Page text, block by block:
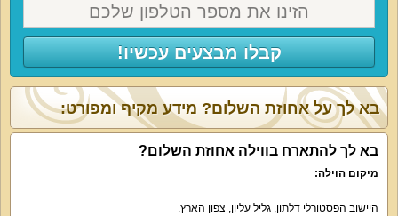
קבלו מבצעים עכשיו!
בא לך על אחוזת השלום? מידע מקיף ומפורט:
בא לך להתארח בווילה אחוזת השלום?
מיקום הוילה:
היישוב הפסטורלי דלתון, גליל עליון, צפון הארץ.